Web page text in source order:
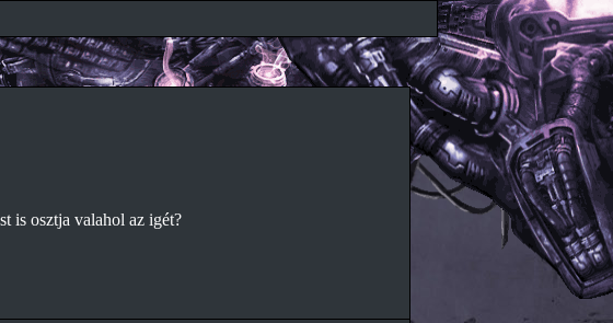
is osztja valahol az igét?